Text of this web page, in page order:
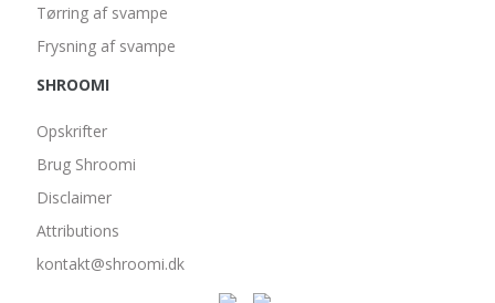
Tørring af svampe
Frysning af svampe
SHROOMI
Opskrifter
Brug Shroomi
Disclaimer
Attributions
kontakt@shroomi.dk